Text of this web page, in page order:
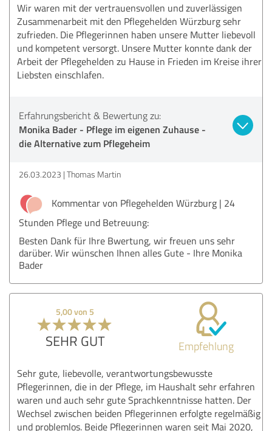
Wir waren mit der vertrauensvollen und zuverlässigen
Zusammenarbeit mit den Pflegehelden Würzburg sehr
zufrieden. Die Pflegerinnen haben unsere Mutter liebevoll
und kompetent versorgt. Unsere Mutter konnte dank der
Arbeit der Pflegehelden zu Hause in Frieden im Kreise ihrer
Liebsten einschlafen.
Erfahrungsbericht & Bewertung zu:
Monika Bader - Pflege im eigenen Zuhause -
die Alternative zum Pflegeheim
26.03.2023 Thomas Martin
Kommentar von Pflegehelden Würzburg | 24
Stunden Pflege und Betreuung:
Besten Dank für Ihre Bwertung, wir freuen uns sehr
darüber. Wir wünschen Ihnen alles Gute - Ihre Monika
Bader
5,00 von 5
SEHR GUT Empfehlung
Sehr gute, liebevolle, verantwortungsbewusste
Pflegerinnen, die in der Pflege, im Haushalt sehr erfahren
waren und auch sehr gute Sprachkenntnisse hatten. Der
Wechsel zwischen beiden Pflegerinnen erfolgte regelmäßig
und problemlos. Beide Pflegerinnen waren seit Mai 2020,